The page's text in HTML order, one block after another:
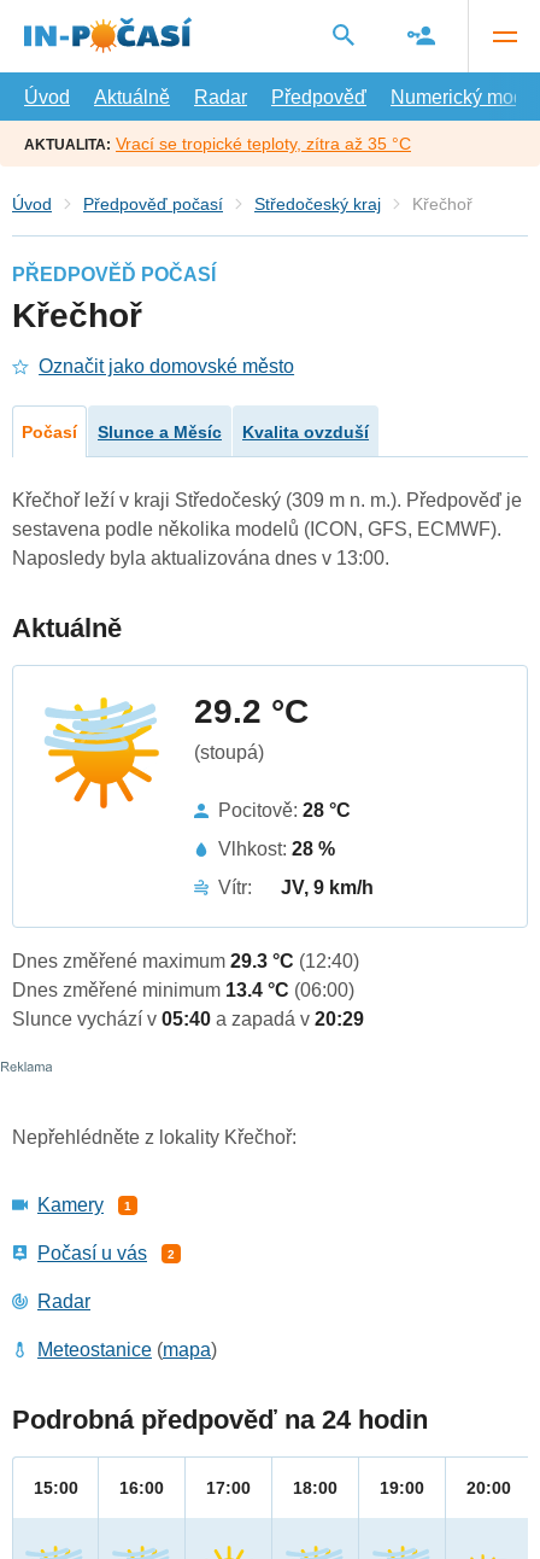
hlavní
Úvod
Aktuálně Radar Předpověď Numerický model
AKTUALITA: Vrací se tropické teploty, zítra až 35 °C
Úvod Předpověď počasí Středočeský kraj Křečhoř
PŘEDPOVĚĎ POČASÍ
Křečhoř
Označit jako domovské město
Počasí Slunce a Měsíc Kvalita ovzduší
Křečhoř leží v kraji Středočeský (309 m n. m.). Předpověď je
sestavena podle několika modelů (ICON, GFS, ECMWF).
Naposledy byla aktualizována dnes v 13:00.
Aktuálně
29.2 °C
(stoupá)
Pocitově: 28 °C
Vlhkost: 28 %
Vítr:
JV, 9 km/h
Dnes změřené maximum 29.3 °C (12:40)
Dnes změřené minimum 13.4 °C (06:00)
Slunce vychází v 05:40 a zapadá v 20:29
Nepřehlédněte z lokality Křečhoř:
Kamery 1
Počasí u vás 2
Radar
Meteostanice (mapa)
Podrobná předpověď na 24 hodin
15:00 16:00 17:00 18:00 19:00 20:00